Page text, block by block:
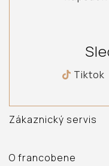
Tiktok
Zákaznický servis
Doprava a platba
O francobene